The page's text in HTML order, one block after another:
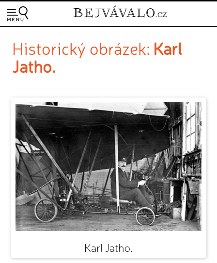
Historický obrázek: Karl
Jatho.
Karl Jatho.